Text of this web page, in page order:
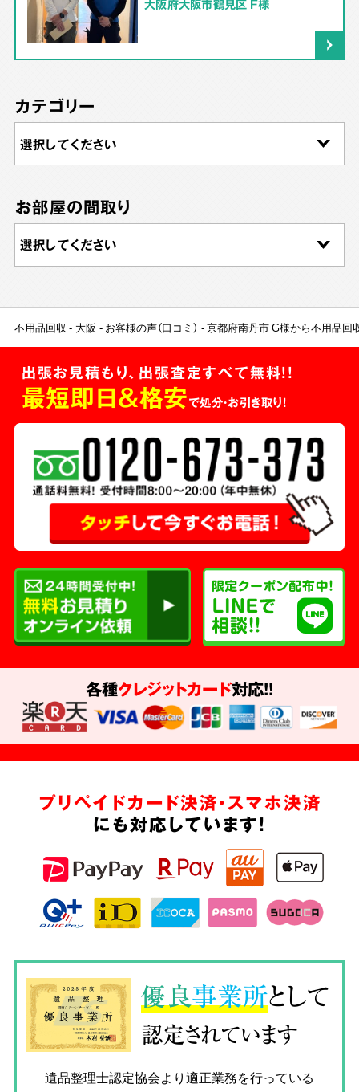
大阪府大阪市鶴見区 F様
カテゴリー
お部屋の間取り
不用品回収 大阪 お客様の声（口コミ） 京都府南丹市 G様から不用品回
出張お見積もり、出張査定すべて無料!!
最短即日＆格安で処分・お引き取り！
各種クレジットカード対応!!
プリペイドカード決済・スマホ決済
にも対応しています!
優良事業所として
認定されています
遺品整理士認定協会より適正業務を行っている